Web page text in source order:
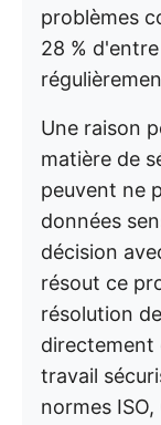
problèmes
28 %
Une raison
matière de
peuvent ne
données
décision
résout ce
résolution
directement
travail
normes